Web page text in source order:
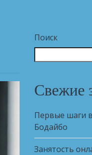
Поиск
Свежие
Первые шаги
Бодайбо
Занятость